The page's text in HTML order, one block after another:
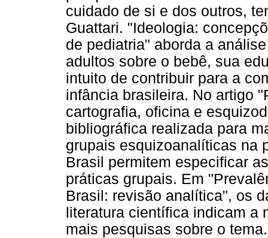
cuidado de si e dos outros,
Guattari. "Ideologia:
de pediatria" aborda a
adultos sobre o bebê, sua
intuito de contribuir para a
infância brasileira. No artigo
cartografia, oficina e
bibliográfica realizada para
grupais esquizoanalíticas na
Brasil permitem especificar
práticas grupais. Em
Brasil: revisão analítica", os
literatura científica indicam a
mais pesquisas sobre o tema.